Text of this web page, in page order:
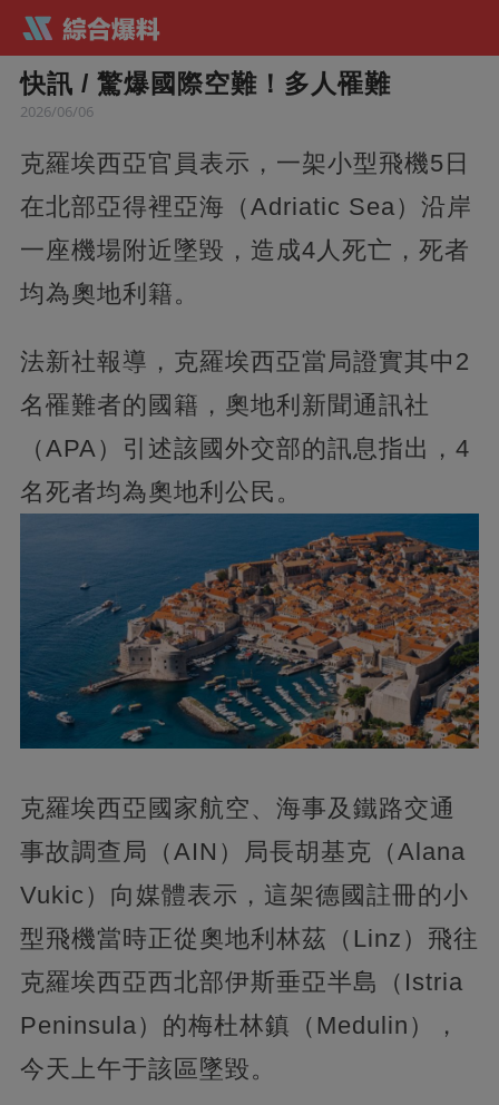
快訊 / 驚爆國際空難！多人罹難
2026/06/06
克羅埃西亞官員表示，一架小型飛機5日
在北部亞得裡亞海（Adriatic Sea）沿岸
一座機場附近墜毀，造成4人死亡，死者
均為奧地利籍。
法新社報導，克羅埃西亞當局證實其中2
名罹難者的國籍，奧地利新聞通訊社
（APA）引述該國外交部的訊息指出，4
名死者均為奧地利公民。
克羅埃西亞國家航空、海事及鐵路交通
事故調查局（AIN）局長胡基克（Alana
Vukic）向媒體表示，這架德國註冊的小
型飛機當時正從奧地利林茲（Linz）飛往
克羅埃西亞西北部伊斯垂亞半島（Istria
Peninsula）的梅杜林鎮（Medulin），
今天上午于該區墜毀。